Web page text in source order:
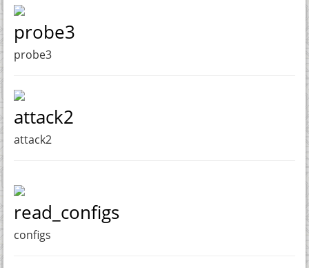
probe3
probe3
attack2
attack2
read_configs
configs